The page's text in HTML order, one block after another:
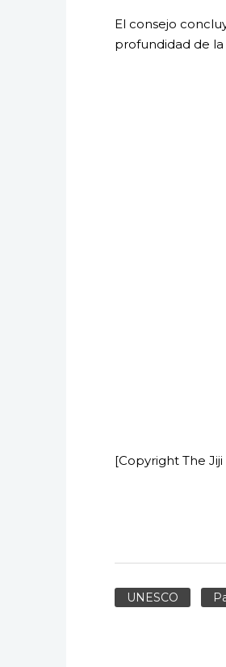
El consejo
profundidad de
[Copyright The Jiji
UNESCO